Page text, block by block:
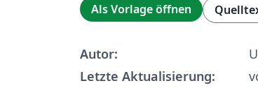
Als Vorlage öffnen
Autor:
Letzte Aktualisierung: